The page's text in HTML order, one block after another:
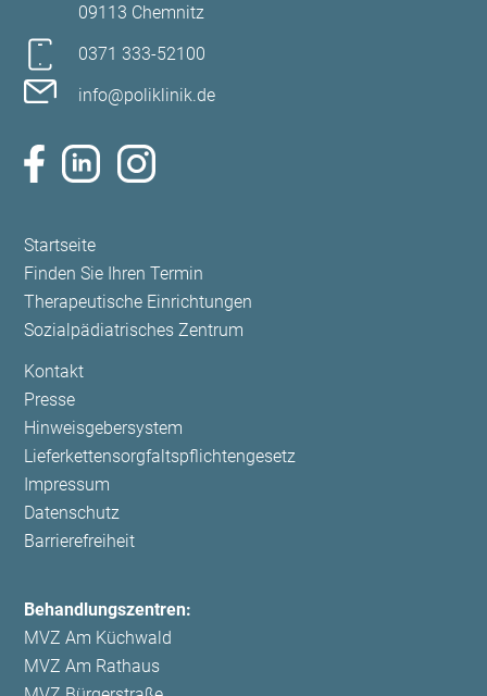
09113 Chemnitz
0371 333-52100
info@poliklinik.de
Navigation
überspringen
Startseite
Finden Sie Ihren Termin
Therapeutische Einrichtungen
Sozialpädiatrisches Zentrum
Navigation
überspringen
Kontakt
Presse
Hinweisgebersystem
Lieferkettensorgfaltspflichtengesetz
Impressum
Datenschutz
Barrierefreiheit
Behandlungszentren:
MVZ Am Küchwald
MVZ Am Rathaus